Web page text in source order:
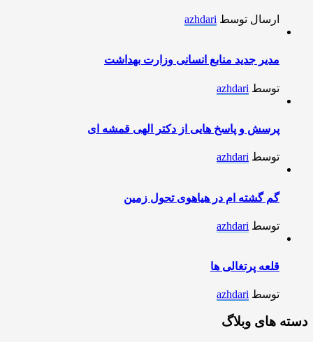
ارسال توسط azhdari
مدیر جدید منابع انسانی وزارت بهداشت
توسط azhdari
پرسش و پاسخ هایی از دکتر الهی قمشه ای
توسط azhdari
گم گشته ام در هیاهوی تحول زمین
توسط azhdari
قلعه پرتغالی ها
توسط azhdari
دسته های وبلاگ